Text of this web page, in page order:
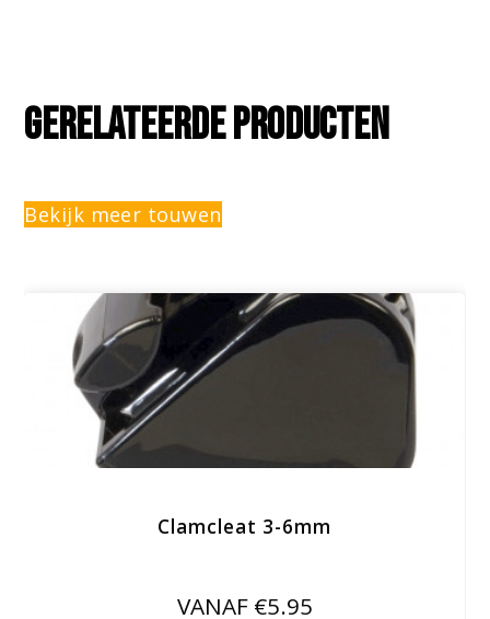
Gerelateerde producten
Bekijk meer touwen
Clamcleat 3-6mm
VANAF €5.95